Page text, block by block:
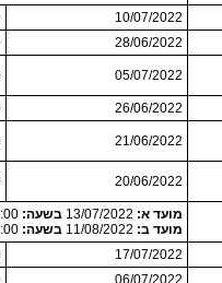
10/07/2022
28/06/2022
05/07/2022
26/06/2022
21/06/2022
20/06/2022
מועד א: 13/07/2022 בשעה: ;
מועד ב: 11/08/2022 בשעה: ;
17/07/2022
06/07/2022